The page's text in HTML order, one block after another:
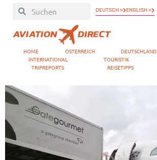
DEUTSCH » ENGLISH »
HOME ÖSTERREICH DEUTSCHLAND
INTERNATIONAL
TOURISTIK
TRIPREPORTS
REISETIPPS